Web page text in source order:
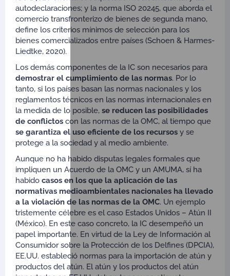
autodeclaraciones; y la norma ISO 20245, que aborda el
comercio transfronterizo de bienes de segunda mano,
define los criterios mínimos de selección para los
bienes comercializados entre países (Schoen & Harmes-
Liedtke, 2020).
Los demás componentes de la IC son necesarios para
demostrar el cumplimiento de las normas. Por lo
tanto, si los países basan las normas nacionales y los
reglamentos técnicos en las normas internacionales en
la medida de lo posible, se reducen las posibilidades
de conflictos con las normas de la OMC, al tiempo que
se garantiza el uso eficiente de los recursos y se
protege a la sociedad y al medio ambiente.
Aunque no ha habido disputas legales formales que
impliquen un Acuerdo de la OMC y un AMUMA, sí ha
habido casos en los que la aplicación de las
normativas medioambientales nacionales ha llevado
a la violación de las normas de la OMC. Un ejemplo
tristemente célebre es el caso Estados Unidos – Atún II
(México). En este caso concreto, la IC desempeñó un
papel importante. En virtud de la Ley de Información al
Consumidor sobre la Protección de los Delfines (DPCIA),
EE.UU. estableció normas para la importación de atún y
productos del atún. El atún y los productos del atún